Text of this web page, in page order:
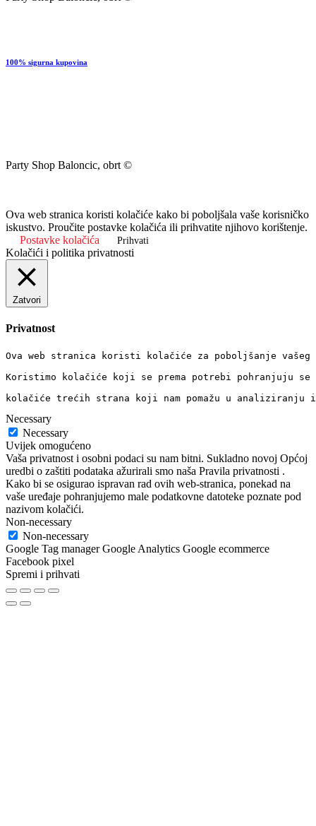
100% sigurna kupovina
Party Shop Baloncic, obrt ©
Ova web stranica koristi kolačiće kako bi poboljšala vaše korisničko
iskustvo. Proučite postavke kolačića ili prihvatite njihovo korištenje.
Postavke kolačića
Prihvati
Kolačići i politika privatnosti
Zatvori
Privatnost
Ova web stranica koristi kolačiće za poboljšanje
Koristimo kolačiće koji se prema potrebi pohranjuju
kolačiće trećih strana koji nam pomažu u
Necessary
Necessary
Uvijek omogućeno
Vaša privatnost i osobni podaci su nam bitni. Sukladno novoj Općoj
uredbi o zaštiti podataka ažurirali smo naša Pravila privatnosti .
Kako bi se osigurao ispravan rad ovih web-stranica, ponekad na
vaše uređaje pohranjujemo male podatkovne datoteke poznate pod
nazivom kolačići.
Non-necessary
Non-necessary
Google Tag manager Google Analytics Google ecommerce
Facebook pixel
Spremi i prihvati